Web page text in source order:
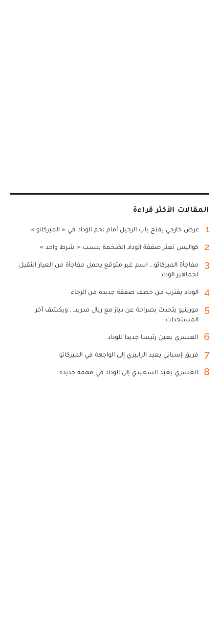
المقالات الأكثر قراءة
1 عرض خارجي يفتح باب الرحيل أمام نجم الوداد في « الميركاتو »
2 كواليس تعثر صفقة الوداد الضخمة بسبب « شرط واحد »
3
مفاجأة الميركاتو... اسم غير متوقع يحمل مفاجأة من العيار الثقيل
لجماهير الوداد
4 الوداد يقترب من خطف صفقة جديدة من الرجاء
5
مورينيو يتحدث بصراحة عن دياز مع ريال مدريد... ويكشف آخر
المستجدات
6 العسري يعين رئيسا جديدا للوداد
7 فريق إسباني يعيد الزابيري إلى الواجهة في الميركاتو
8 العسري يعيد السعيدي إلى الوداد في مهمة جديدة